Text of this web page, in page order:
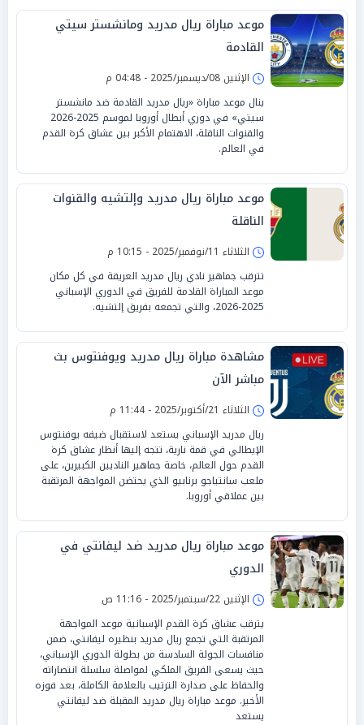
موعد مباراة ريال مدريد ومانشستر سيتي
القادمة
الإثنين 08/ديسمبر/2025 - 04:48 م
ينال موعد مباراة «ريال مدريد القادمة ضد مانشستر
سيتي» في دوري أبطال أوروبا لموسم 2025-2026
والقنوات الناقلة، الاهتمام الأكبر بين عشاق كرة القدم
في العالم.
موعد مباراة ريال مدريد وإلتشيه والقنوات
الناقلة
الثلاثاء 11/نوفمبر/2025 - 10:15 م
تترقب جماهير نادي ريال مدريد العريقة في كل مكان
موعد المباراة القادمة للفريق في الدوري الإسباني
2025-2026، والتي تجمعه بفريق إلتشيه.
مشاهدة مباراة ريال مدريد ويوفنتوس بث
مباشر الآن
الثلاثاء 21/أكتوبر/2025 - 11:44 م
ريال مدريد الإسباني يستعد لاستقبال ضيفه يوفنتوس
الإيطالي في قمة نارية، تتجه إليها أنظار عشاق كرة
القدم حول العالم، خاصة جماهير الناديين الكبيرين، على
ملعب سانتياجو برنابيو الذي يحتضن المواجهة المرتقبة
بين عملاقي أوروبا.
موعد مباراة ريال مدريد ضد ليفانتي في
الدوري
الإثنين 22/سبتمبر/2025 - 11:16 ص
يترقب عشاق كرة القدم الإسبانية موعد المواجهة
المرتقبة التي تجمع ريال مدريد بنظيره ليفانتي، ضمن
منافسات الجولة السادسة من بطولة الدوري الإسباني،
حيث يسعى الفريق الملكي لمواصلة سلسلة انتصاراته
والحفاظ على صدارة الترتيب بالعلامة الكاملة، بعد فوزه
الأخير. موعد مباراة ريال مدريد المقبلة ضد ليفانتي
يستعد